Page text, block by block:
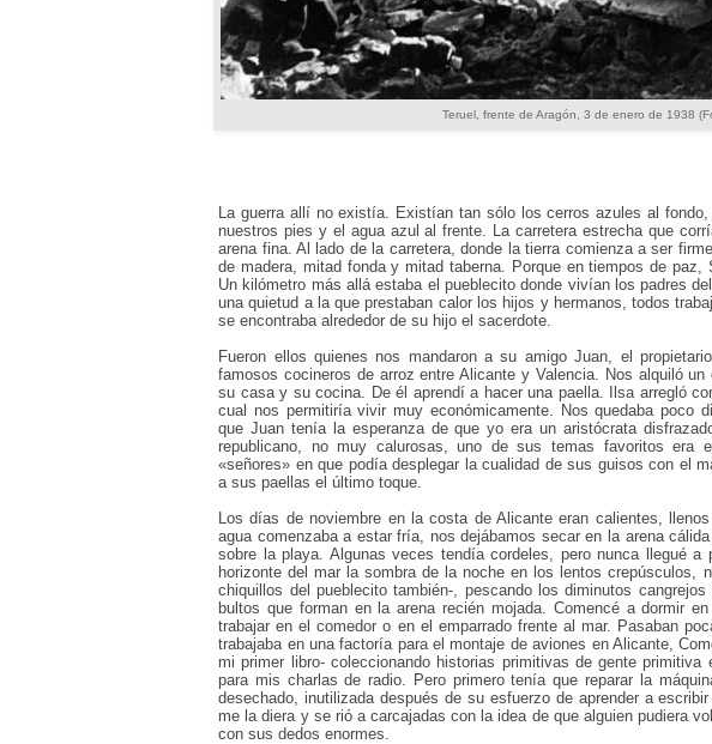
Teruel, frente de Aragón, 3 de enero de 1938
La guerra allí no existía. Existían tan sólo los cerros azules al
nuestros pies y el agua azul al frente. La carretera estrecha que
arena fina. Al lado de la carretera, donde la tierra comienza a ser
de madera, mitad fonda y mitad taberna. Porque en tiempos de
Un kilómetro más allá estaba el pueblecito donde vivían los padres
una quietud a la que prestaban calor los hijos y hermanos, todos
se encontraba alrededor de su hijo el sacerdote.
Fueron ellos quienes nos mandaron a su amigo Juan, el
famosos cocineros de arroz entre Alicante y Valencia. Nos alquiló
su casa y su cocina. De él aprendí a hacer una paella. Ilsa arregló
cual nos permitiría vivir muy económicamente. Nos quedaba poco
que Juan tenía la esperanza de que yo era un aristócrata
republicano, no muy calurosas, uno de sus temas favoritos era
«señores» en que podía desplegar la cualidad de sus guisos con el
a sus paellas el último toque.
Los días de noviembre en la costa de Alicante eran calientes,
agua comenzaba a estar fría, nos dejábamos secar en la arena
sobre la playa. Algunas veces tendía cordeles, pero nunca llegué a
horizonte del mar la sombra de la noche en los lentos crepúsculos,
chiquillos del pueblecito también-, pescando los diminutos
bultos que forman en la arena recién mojada. Comencé a dormir
trabajar en el comedor o en el emparrado frente al mar. Pasaban
trabajaba en una factoría para el montaje de aviones en Alicante,
mi primer libro- coleccionando historias primitivas de gente
para mis charlas de radio. Pero primero tenía que reparar la
desechado, inutilizada después de su esfuerzo de aprender a
me la diera y se rió a carcajadas con la idea de que alguien pudiera
con sus dedos enormes.